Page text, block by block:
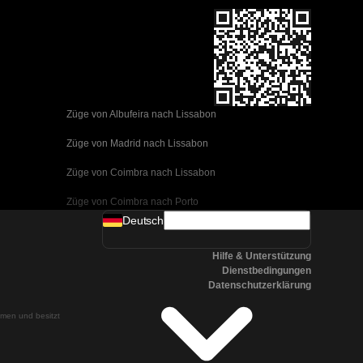
Züge von Albufeira nach Lissabon
Züge von Madrid nach Lissabon
Züge von Coimbra nach Lissabon
Züge von Coimbra nach Porto
Züge von Valencia nach Barcelona
Züge von Malaga nach Barcelona
Züge von Malaga nach Madrid
Züge von Cordoba nach Madrid
und besitzt
Deutsch
Hilfe & Unterstützung
Dienstbedingungen
Datenschutzerklärung